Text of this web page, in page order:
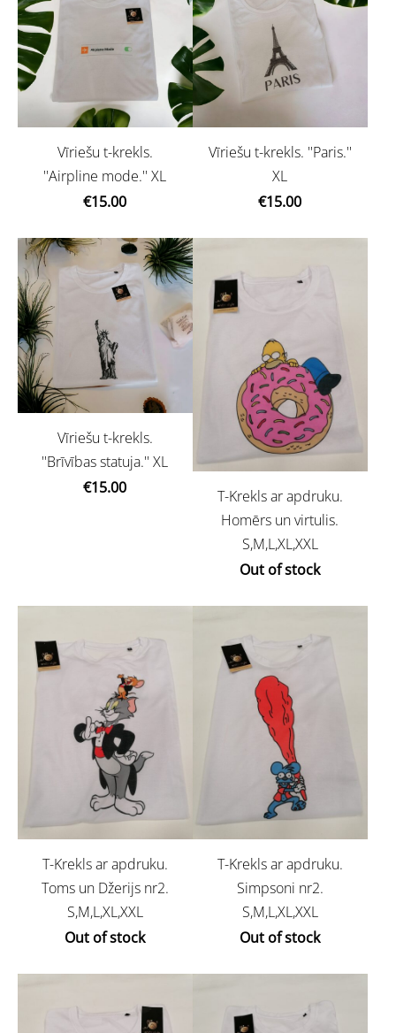
Vīriešu t-krekls.
''Airpline mode.'' XL
€15.00
Vīriešu t-krekls. ''Paris.''
XL
€15.00
Vīriešu t-krekls.
''Brīvības statuja.'' XL
€15.00
T-Krekls ar apdruku.
Homērs un virtulis.
S,M,L,XL,XXL
Out of stock
T-Krekls ar apdruku.
Toms un Džerijs nr2.
S,M,L,XL,XXL
Out of stock
T-Krekls ar apdruku.
Simpsoni nr2.
S,M,L,XL,XXL
Out of stock